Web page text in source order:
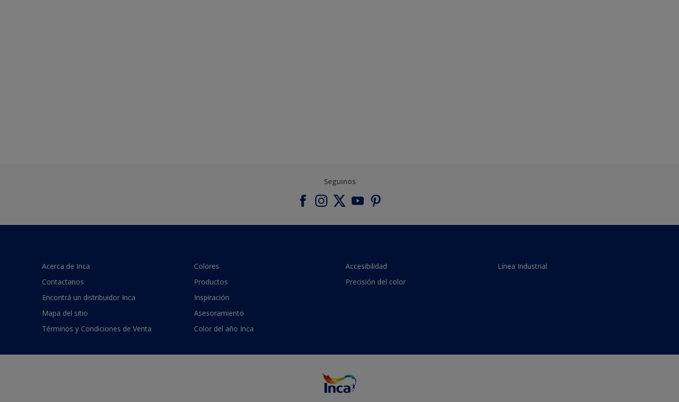
Seguinos
Acerca de Inca
Contactanos
Encontrá un distribuidor Inca
Mapa del sitio
Términos y Condiciones de Venta
Colores
Productos
Inspiración
Asesoramiento
Color del año Inca
Accesibilidad
Precisión del color
Línea Industrial